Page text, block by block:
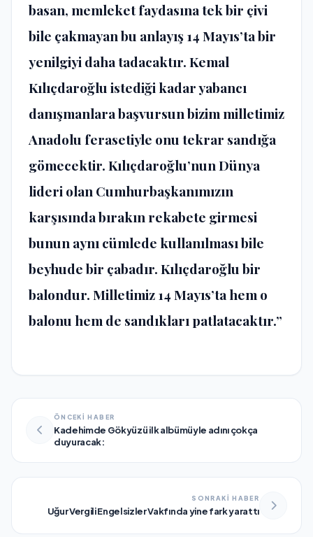
basan, memleket faydasına tek bir çivi
bile çakmayan bu anlayış 14 Mayıs’ta bir
yenilgiyi daha tadacaktır. Kemal
Kılıçdaroğlu istediği kadar yabancı
danışmanlara başvursun bizim milletimiz
Anadolu ferasetiyle onu tekrar sandığa
gömecektir. Kılıçdaroğlu’nun Dünya
lideri olan Cumhurbaşkanımızın
karşısında bırakın rekabete girmesi
bunun aynı cümlede kullanılması bile
beyhude bir çabadır. Kılıçdaroğlu bir
balondur. Milletimiz 14 Mayıs’ta hem o
balonu hem de sandıkları patlatacaktır.”
ÖNCEKİ HABER
Kadehimde Gökyüzü ilk albümüyle adını çokça
duyuracak:
SONRAKİ HABER
Uğur Vergili Engelsizler Vakfında yine fark yarattı